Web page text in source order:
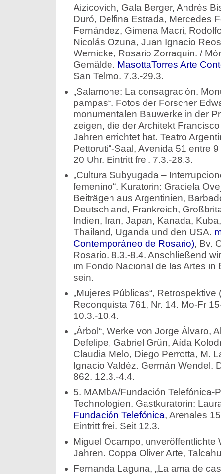
Aizicovich, Gala Berger, Andrés
Duró, Delfina Estrada, Mercedes
Fernández, Gimena Macri,
Nicolás Ozuna, Juan Ignacio
Wernicke, Rosario Zorraquin. /
Gemälde. MasottaTorres Arte
San Telmo. 7.3.-29.3.
„Salamone: La consagración.
pampas“. Fotos der Forscher
monumentalen Bauwerke in der
zeigen, die der Architekt
Jahren errichtet hat. Teatro
Pettoruti“-Saal, Avenida 51 entre
20 Uhr. Eintritt frei. 7.3.-28.3.
„Cultura Subyugada –
femenino“. Kuratorin: Graciela
Beiträgen aus Argentinien,
Deutschland, Frankreich,
Indien, Iran, Japan, Kanada,
Thailand, Uganda und den USA.
Contemporáneo de Rosario), Bv.
Rosario. 8.3.-8.4. Anschließend
im Fondo Nacional de las Artes in
sein.
„Mujeres Públicas“,
Reconquista 761, Nr. 14. Mo-Fr
10.3.-10.4.
„Árbol“, Werke von Jorge Álvaro,
Defelipe, Gabriel Grün, Aída
Claudia Melo, Diego Perrotta, M.
Ignacio Valdéz, Germán Wendel,
862. 12.3.-4.4.
5. MAMbA/Fundación Telefónica-
Technologien. Gastkuratorin:
Fundación Telefónica, Arenales
Eintritt frei. Seit 12.3.
Miguel Ocampo, unveröffentlichte
Jahren. Coppa Oliver Arte,
Fernanda Laguna, „La ama de